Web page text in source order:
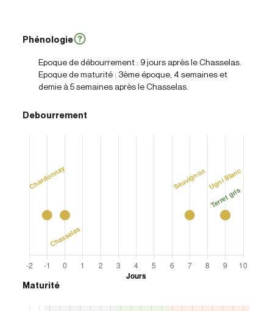
Phénologie
Epoque de débourrement : 9 jours après le Chasselas.
Epoque de maturité : 3ème époque, 4 semaines et
demie à 5 semaines après le Chasselas.
Debourrement
Maturité